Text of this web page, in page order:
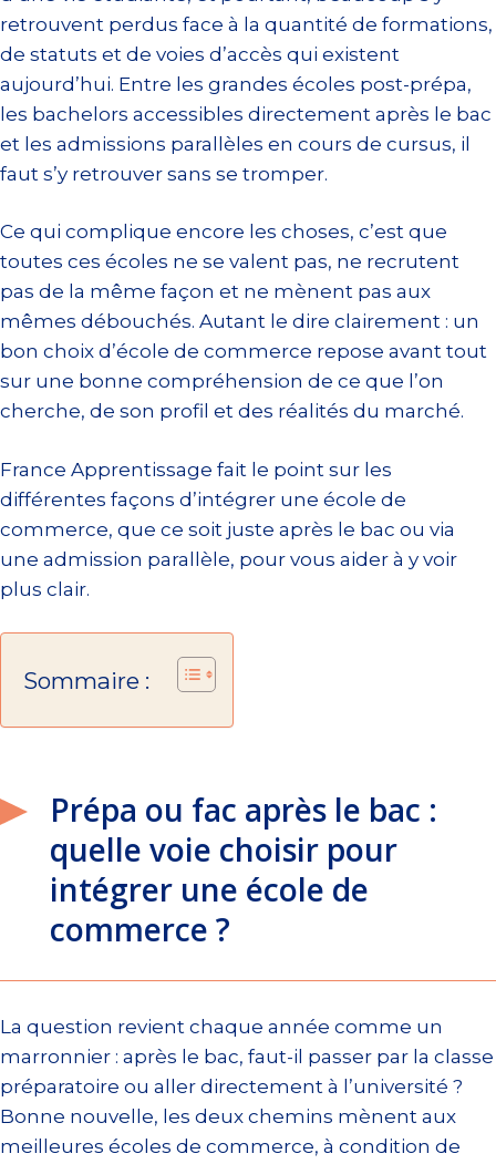
retrouvent perdus face à la quantité de formations,
de statuts et de voies d’accès qui existent
aujourd’hui. Entre les grandes écoles post-prépa,
les bachelors accessibles directement après le bac
et les admissions parallèles en cours de cursus, il
faut s’y retrouver sans se tromper.
Ce qui complique encore les choses, c’est que
toutes ces écoles ne se valent pas, ne recrutent
pas de la même façon et ne mènent pas aux
mêmes débouchés. Autant le dire clairement : un
bon choix d’école de commerce repose avant tout
sur une bonne compréhension de ce que l’on
cherche, de son profil et des réalités du marché.
France Apprentissage fait le point sur les
différentes façons d’intégrer une école de
commerce, que ce soit juste après le bac ou via
une admission parallèle, pour vous aider à y voir
plus clair.
Sommaire :
Prépa ou fac après le bac :
quelle voie choisir pour
intégrer une école de
commerce ?
La question revient chaque année comme un
marronnier : après le bac, faut-il passer par la classe
préparatoire ou aller directement à l’université ?
Bonne nouvelle, les deux chemins mènent aux
meilleures écoles de commerce, à condition de